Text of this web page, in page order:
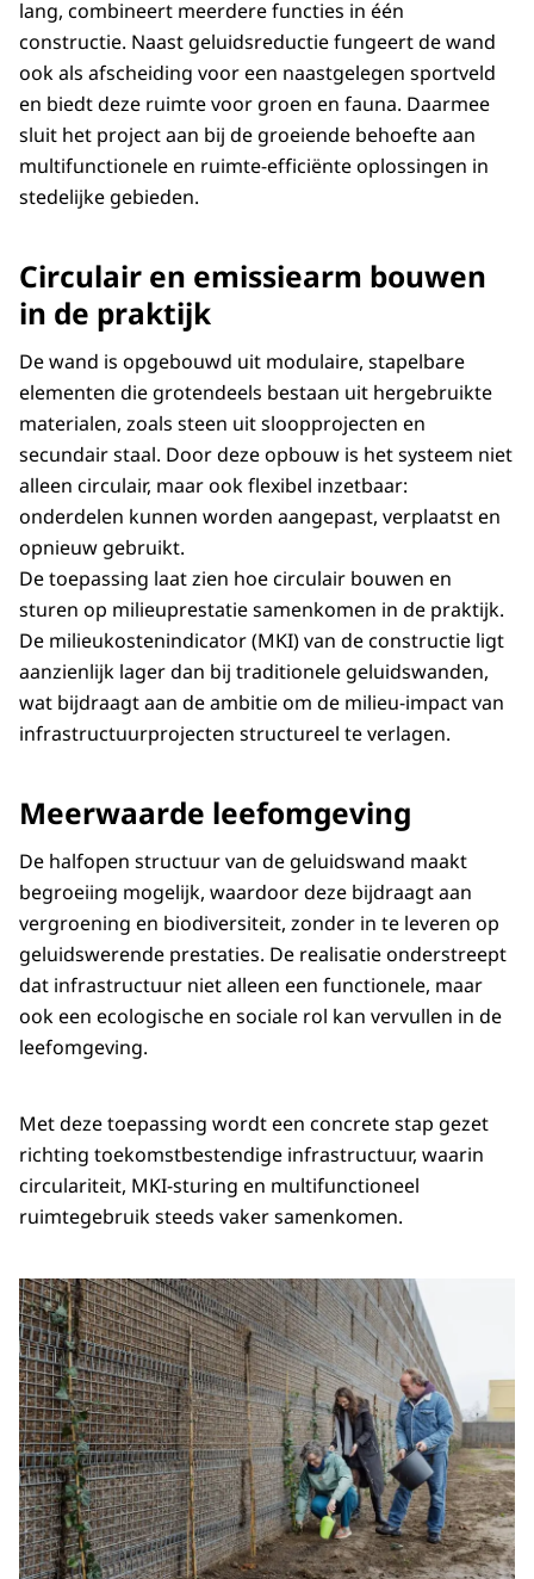
lang, combineert meerdere functies in één
constructie. Naast geluidsreductie fungeert de wand
ook als afscheiding voor een naastgelegen sportveld
en biedt deze ruimte voor groen en fauna. Daarmee
sluit het project aan bij de groeiende behoefte aan
multifunctionele en ruimte-efficiënte oplossingen in
stedelijke gebieden.
Circulair en emissiearm bouwen
in de praktijk
De wand is opgebouwd uit modulaire, stapelbare
elementen die grotendeels bestaan uit hergebruikte
materialen, zoals steen uit sloopprojecten en
secundair staal. Door deze opbouw is het systeem niet
alleen circulair, maar ook flexibel inzetbaar:
onderdelen kunnen worden aangepast, verplaatst en
opnieuw gebruikt.
De toepassing laat zien hoe circulair bouwen en
sturen op milieuprestatie samenkomen in de praktijk.
De milieukostenindicator (MKI) van de constructie ligt
aanzienlijk lager dan bij traditionele geluidswanden,
wat bijdraagt aan de ambitie om de milieu-impact van
infrastructuurprojecten structureel te verlagen.
Meerwaarde leefomgeving
De halfopen structuur van de geluidswand maakt
begroeiing mogelijk, waardoor deze bijdraagt aan
vergroening en biodiversiteit, zonder in te leveren op
geluidswerende prestaties. De realisatie onderstreept
dat infrastructuur niet alleen een functionele, maar
ook een ecologische en sociale rol kan vervullen in de
leefomgeving.
Met deze toepassing wordt een concrete stap gezet
richting toekomstbestendige infrastructuur, waarin
circulariteit, MKI-sturing en multifunctioneel
ruimtegebruik steeds vaker samenkomen.